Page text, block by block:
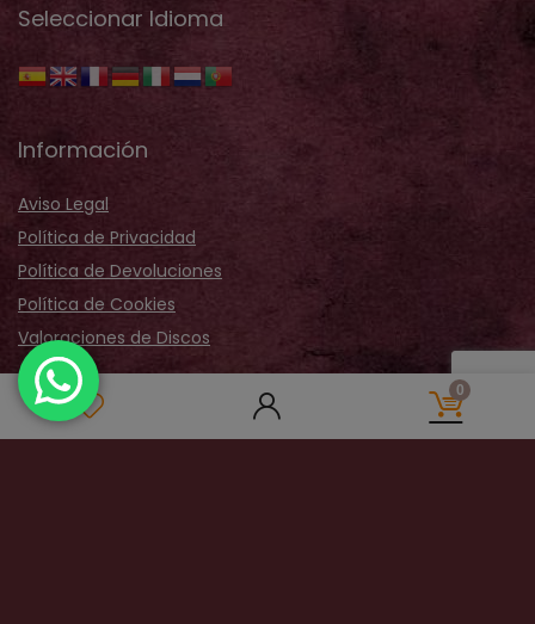
0
Seleccionar Idioma
Información
Aviso Legal
Política de Privacidad
Política de Devoluciones
Política de Cookies
Valoraciones de Discos
Acerca de Nosotros
Sobre Nosotros